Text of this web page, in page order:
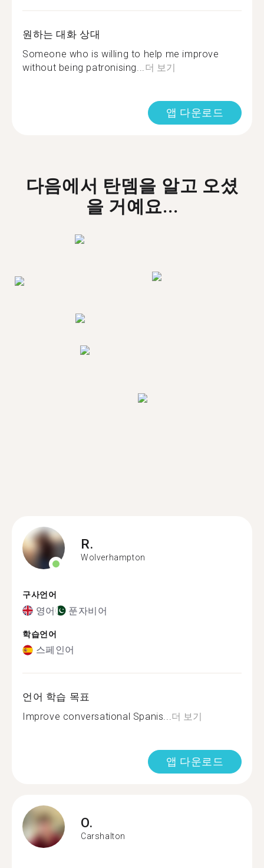
원하는 대화 상대
Someone who is willing to help me improve
without being patronising...더 보기
앱 다운로드
다음에서 탄뎀을 알고 오셨
을 거예요...
R.
Wolverhampton
구사언어
영어 푼자비어
학습언어
스페인어
언어 학습 목표
Improve conversational Spanis...더 보기
앱 다운로드
O.
Carshalton